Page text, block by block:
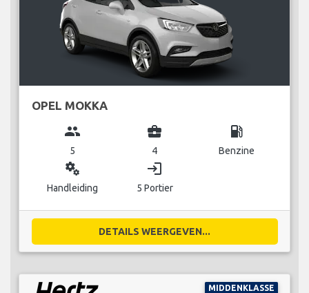
OPEL MOKKA
group
5
business_center
4
local_gas_station
Benzine
miscellaneous_services
Handleiding
login
5 Portier
DETAILS WEERGEVEN...
MIDDENKLASSE